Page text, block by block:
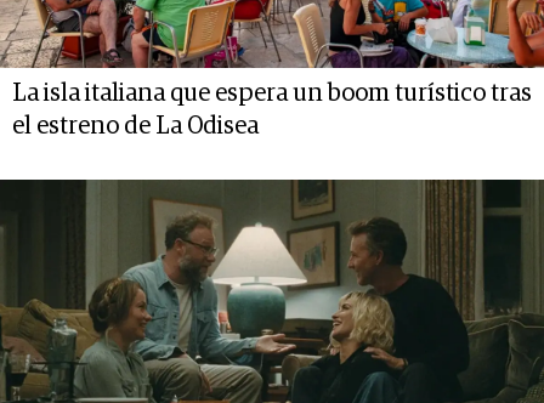
La isla italiana que espera un boom turístico tras
el estreno de La Odisea